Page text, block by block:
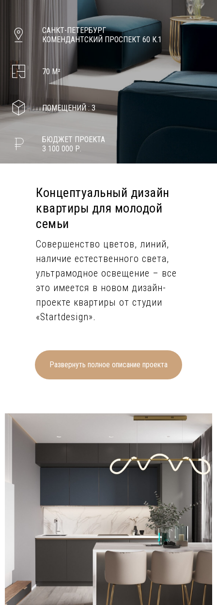
САНКТ-ПЕТЕРБУРГ
КОМЕНДАНТСКИЙ ПРОСПЕКТ 60 К.1
70 М²
ПОМЕЩЕНИЙ : 3
БЮДЖЕТ ПРОЕКТА
3 100 000 Р.
Концептуальный дизайн
квартиры для молодой
семьи
Совершенство цветов, линий,
наличие естественного света,
ультрамодное освещение – все
это имеется в новом дизайн-
проекте квартиры от студии
«Startdesign».
стены имеют локальную
отделку в виде реек в
некоторых помещениях, а где-
под дерево органично
сочетается с ними.
В квартире имеется светлая и
тёмная корпусная и мягкая
между собой. Их разбавляют
элементы меблировки богатого
голубого и синего оттенков. В
ванной также наблюдается
сочетание плитки тёмных и
светлых тонов.
Особенностью дизайна стало
создание нескольких так
Развернуть полное описание проекта